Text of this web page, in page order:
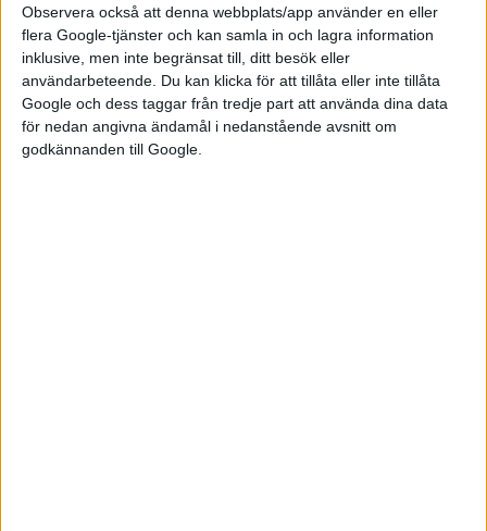
Observera också att denna webbplats/app använder en eller
flera Google-tjänster och kan samla in och lagra information
inklusive, men inte begränsat till, ditt besök eller
användarbeteende. Du kan klicka för att tillåta eller inte tillåta
Google och dess taggar från tredje part att använda dina data
för nedan angivna ändamål i nedanstående avsnitt om
godkännanden till Google.
Brittiska regeringen är intresserad av att locka öka
tillverkningen av elbilar i landet för att säkra jobben. Rivian
kan därför räkna med stora statliga stöd för fabriken som
uppges handla om en investering på en miljard pund, omkring
12 miljarder svenska kronor. Även Nissan meddelade nyligen att
de bygger om sin brittiska fabrik för just elbilstillverkning.